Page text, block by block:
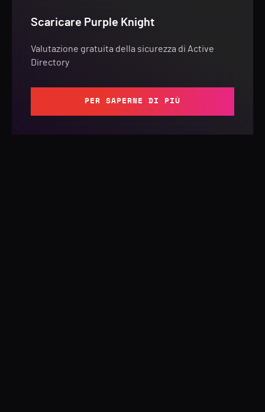
Scaricare Purple Knight
Valutazione gratuita della sicurezza di Active
Directory
PER SAPERNE DI PIÙ